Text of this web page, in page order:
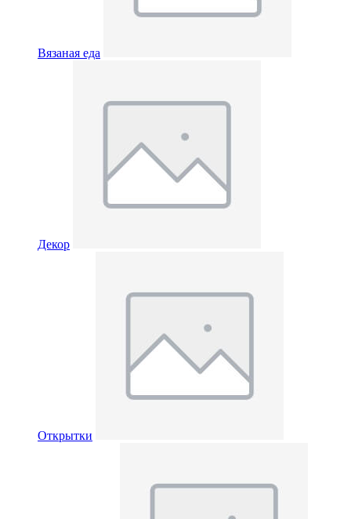
Вязаная еда
Декор
Открытки